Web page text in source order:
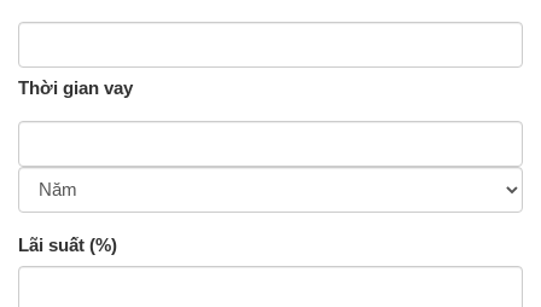
Thời gian vay
Lãi suất (%)